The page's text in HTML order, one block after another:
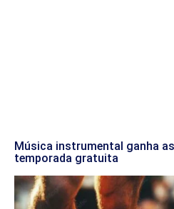
Música instrumental ganha
temporada gratuita